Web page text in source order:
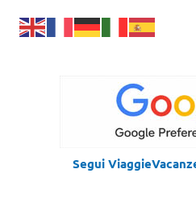
Segui